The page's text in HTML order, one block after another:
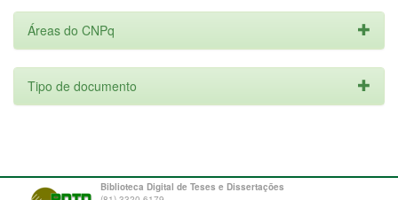
Áreas do CNPq
Tipo de documento
Biblioteca Digital de Teses e Dissertações